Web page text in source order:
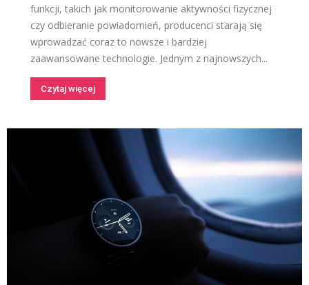
funkcji, takich jak monitorowanie aktywności fizycznej
czy odbieranie powiadomień, producenci starają się
wprowadzać coraz to nowsze i bardziej
zaawansowane technologie. Jednym z najnowszych...
Czytaj więcej